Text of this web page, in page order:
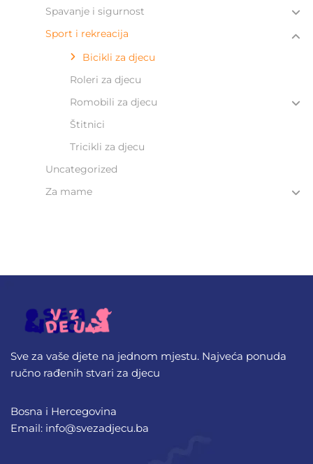
Spavanje i sigurnost
Sport i rekreacija
Bicikli za djecu
Roleri za djecu
Romobili za djecu
Štitnici
Tricikli za djecu
Uncategorized
Za mame
Sve za vaše djete na jednom mjestu. Najveća ponuda
ručno rađenih stvari za djecu
Bosna i Hercegovina
Email: info@svezadjecu.ba